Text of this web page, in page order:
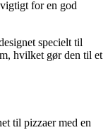
for en god
specielt til
hvilket gør den til et
til pizzaer med en